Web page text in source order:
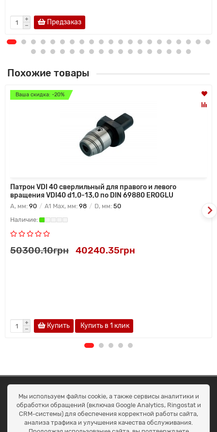
Предзаказ
Похожие товары
Ваша скидка: -20%
Патрон VDI 40 сверлильный для правого и левого
вращения VDI40 d1,0-13,0 по DIN 69880 EROGLU
A, мм: 90 A1 Max, мм: 98 D, мм: 50
50300.10грн 40240.35грн
Купить Купить в 1 клик
ОКЕАН ТРЕЙД
Договір публичної оферти
Доставка та оплата
Наші контакти
Умови повернення
Мы используем файлы cookie, а также сервисы аналитики и
обработки обращений (включая Google Analytics, Ringostat и
CRM-системы) для обеспечения корректной работы сайта,
анализа трафика и улучшения качества обслуживания.